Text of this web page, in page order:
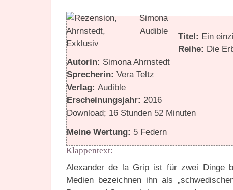
Titel: Ein
Reihe: Die
Autorin: Simona Ahrnstedt
Sprecherin: Vera Teltz
Verlag: Audible
Erscheinungsjahr: 2016
Download; 16 Stunden 52 Minuten
Meine Wertung: 5 Federn
Klappentext:
Alexander de la Grip ist für zwei Dinge
Medien bezeichnen ihn als